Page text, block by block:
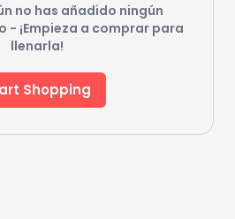
no has añadido ningún
¡Empieza a comprar para
llenarla!
Shopping